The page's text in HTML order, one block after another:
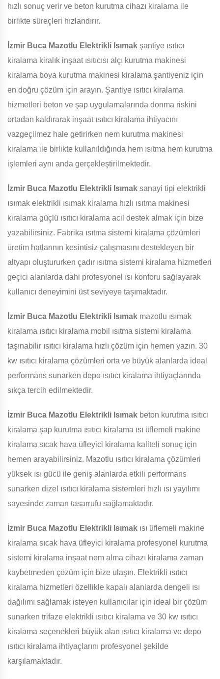
hızlı sonuç verir ve beton kurutma cihazı kiralama ile
birlikte süreçleri hızlandırır.
İzmir Buca Mazotlu Elektrikli Isımak şantiye ısıtıcı
kiralama kiralık inşaat ısıtıcısı alçı kurutma makinesi
kiralama boya kurutma makinesi kiralama şantiyeniz için
en doğru çözüm için arayın. Şantiye ısıtıcı kiralama
hizmetleri beton ve şap uygulamalarında donma riskini
ortadan kaldırarak inşaat ısıtıcı kiralama ihtiyacını
vazgeçilmez hale getirirken nem kurutma makinesi
kiralama ile birlikte kullanıldığında hem ısıtma hem kurutma
işlemleri aynı anda gerçekleştirilmektedir.
İzmir Buca Mazotlu Elektrikli Isımak sanayi tipi elektrikli
ısımak elektrikli ısımak kiralama hızlı ısıtma makinesi
kiralama güçlü ısıtıcı kiralama acil destek almak için bize
yazabilirsiniz. Fabrika ısıtma sistemi kiralama çözümleri
üretim hatlarının kesintisiz çalışmasını destekleyen bir
altyapı oluştururken çadır ısıtma sistemi kiralama hizmetleri
geçici alanlarda dahi profesyonel ısı konforu sağlayarak
kullanıcı deneyimini üst seviyeye taşımaktadır.
İzmir Buca Mazotlu Elektrikli Isımak mazotlu ısımak
kiralama ısıtıcı kiralama mobil ısıtma sistemi kiralama
taşınabilir ısıtıcı kiralama hızlı çözüm için hemen yazın. 30
kw ısıtıcı kiralama çözümleri orta ve büyük alanlarda ideal
performans sunarken depo ısıtıcı kiralama ihtiyaçlarında
sıkça tercih edilmektedir.
İzmir Buca Mazotlu Elektrikli Isımak beton kurutma ısıtıcı
kiralama şap kurutma ısıtıcı kiralama ısı üflemeli makine
kiralama sıcak hava üfleyici kiralama kaliteli sonuç için
hemen arayabilirsiniz. Mazotlu ısıtıcı kiralama çözümleri
yüksek ısı gücü ile geniş alanlarda etkili performans
sunarken dizel ısıtıcı kiralama sistemleri hızlı ısı yayılımı
sayesinde zaman tasarrufu sağlamaktadır.
İzmir Buca Mazotlu Elektrikli Isımak ısı üflemeli makine
kiralama sıcak hava üfleyici kiralama profesyonel kurutma
sistemi kiralama inşaat nem alma cihazı kiralama zaman
kaybetmeden çözüm için bize ulaşın. Elektrikli ısıtıcı
kiralama hizmetleri özellikle kapalı alanlarda dengeli ısı
dağılımı sağlamak isteyen kullanıcılar için ideal bir çözüm
sunarken trifaze elektrikli ısıtıcı kiralama ve 30 kw ısıtıcı
kiralama seçenekleri büyük alan ısıtıcı kiralama ve depo
ısıtıcı kiralama ihtiyaçlarını profesyonel şekilde
karşılamaktadır.